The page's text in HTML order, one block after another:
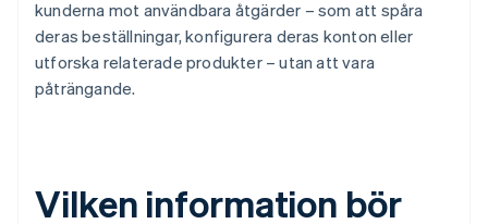
kunderna mot användbara åtgärder – som att spåra
deras beställningar, konfigurera deras konton eller
utforska relaterade produkter – utan att vara
påträngande.
Vilken information bör